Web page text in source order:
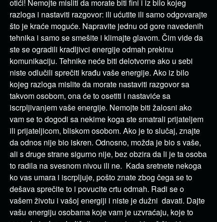
otići! Nemojte misliti da morate biti fini i iz bilo kojeg
razloga i nastaviti razgovor: ili ućutite ili samo odgovarajte
što je kraće moguće. Napravite jednu od gore navedenih
tehnika i samo se smešite i klimajte glavom. Čim vide da
ste se ogradili kradljivci energije odmah prekinu
komunikaciju. Tehnike neće biti delotvorne ako u sebi
niste odlučili sprečiti krađu vaše energije. Ako iz bilo
kojeg razloga mislite da morate nastaviti razgovor sa
takvom osobom, ona će to osetiti i nastaviće sa
iscrpljivanjem vaše energije. Nemojte biti žalosni ako
vam se to dogodi sa nekime koga ste smatrali prijateljem
ili prijateljicom, bliskom osobom. Ako je to slučaj, znajte
da odnos nije bio iskren. Odnosno, možda je bio s vaše,
ali s druge strane sigurno nije, bez obzira da li je ta osoba
to radila na svesnom nivou ili ne. Kada sretnete nekoga
ko vas umara i iscrpljuje, pošto znate zbog čega se to
dešava sprečite to i povucite crtu odmah. Radi se o
vašem životu i vašoj energiji i niste je dužni davati. Dajte
vašu energiju osobama koje vam je uzvraćaju, koje to